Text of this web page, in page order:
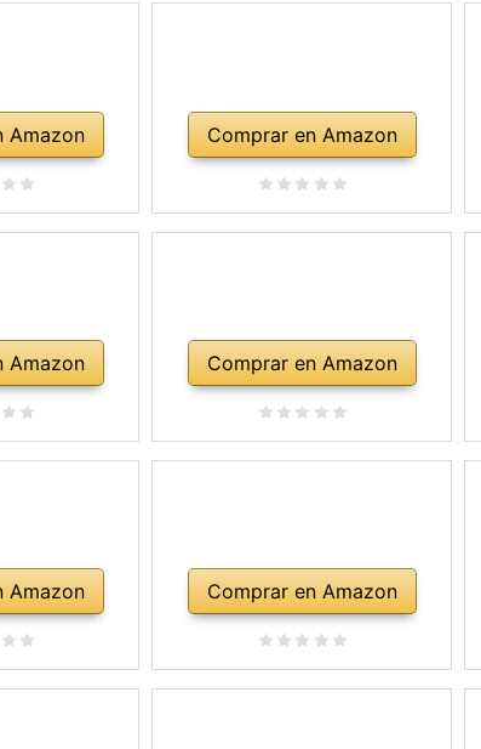
Amazon Comprar en Amazon
Amazon Comprar en Amazon
Amazon Comprar en Amazon